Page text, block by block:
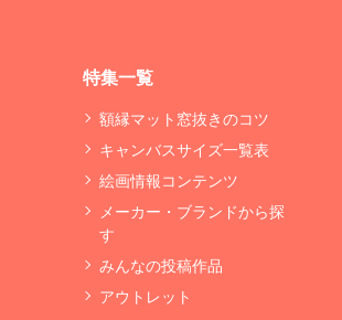
特集一覧
額縁マット窓抜きのコツ
キャンバスサイズ一覧表
絵画情報コンテンツ
メーカー・ブランドから探
す
みんなの投稿作品
アウトレット